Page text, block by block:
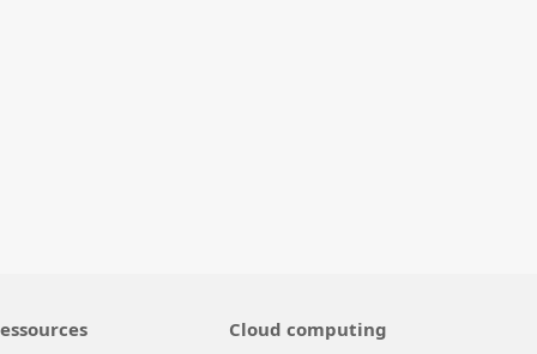
Cloud computing